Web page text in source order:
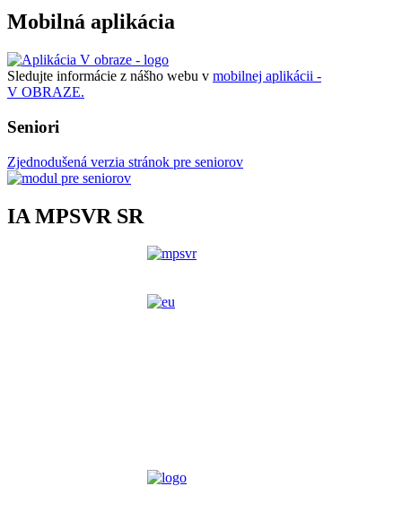
Mobilná aplikácia
Sledujte informácie z nášho webu v mobilnej aplikácii -
V OBRAZE.
Seniori
Zjednodušená verzia stránok pre seniorov
IA MPSVR SR